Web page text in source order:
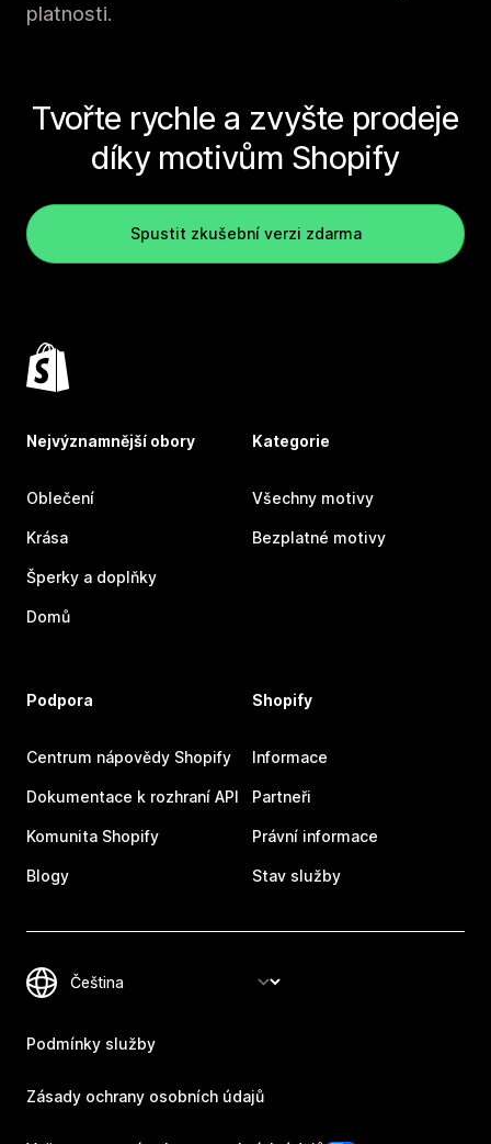
platnosti.
Tvořte rychle a zvyšte prodeje
díky motivům Shopify
Spustit zkušební verzi zdarma
Nejvýznamnější obory
Oblečení
Krása
Šperky a doplňky
Domů
Kategorie
Všechny motivy
Bezplatné motivy
Podpora
Centrum nápovědy Shopify
Dokumentace k rozhraní API
Komunita Shopify
Blogy
Shopify
Informace
Partneři
Právní informace
Stav služby
Podmínky služby
Zásady ochrany osobních údajů